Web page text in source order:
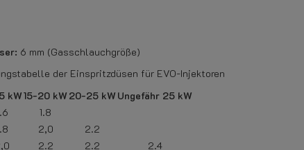
6 mm (Gasschlauchgröße)
der Einspritzdüsen für EVO-Injektoren
kW15-20 kW 20-25 kW Ungefähr 25 kW
1.8
2,0
2.2
2.2 2.2
2.4